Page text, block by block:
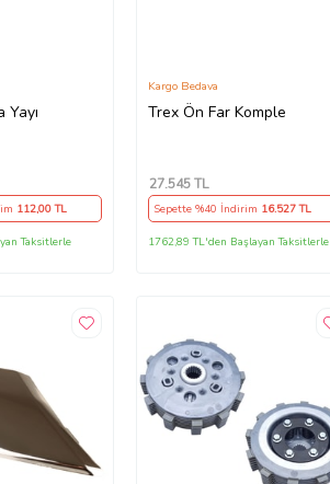
112,00 TL
Taksitlerle
Trex Ön Far Komple
Kargo Bedava
27.545TL
Sepette %40 İndirim 16.527TL
1762,89 TL'den Başlayan Taksitlerle